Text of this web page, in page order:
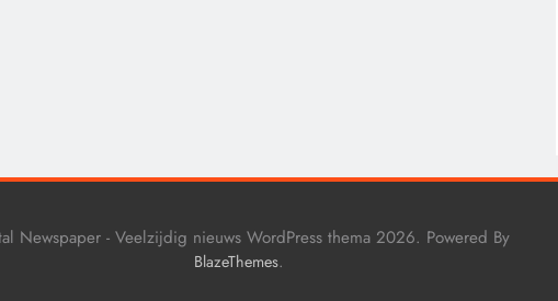
Newspaper - Veelzijdig nieuws WordPress thema 2026. Powered By
BlazeThemes.